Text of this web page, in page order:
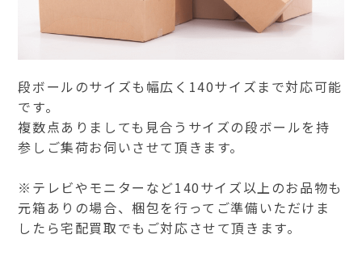
段ボールのサイズも幅広く140サイズまで対応可能
です。
複数点ありましても見合うサイズの段ボールを持
参しご集荷お伺いさせて頂きます。
※テレビやモニターなど140サイズ以上のお品物も
元箱ありの場合、梱包を行ってご準備いただけま
したら宅配買取でもご対応させて頂きます。